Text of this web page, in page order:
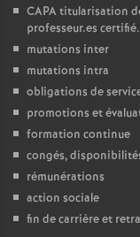
CAPAtitularisation
professeur.es
mutations inter
mutations intra
obligations de
promotions et
formation continue
congés,
rémunérations
action sociale
fin de carrière et